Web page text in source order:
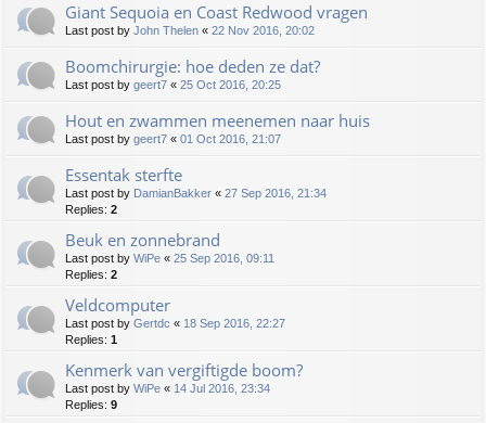
Giant Sequoia en Coast Redwood vragen
Last post by John Thelen « 22 Nov 2016, 20:02
Boomchirurgie: hoe deden ze dat?
Last post by geert7 « 25 Oct 2016, 20:25
Hout en zwammen meenemen naar huis
Last post by geert7 « 01 Oct 2016, 21:07
Essentak sterfte
Last post by DamianBakker « 27 Sep 2016, 21:34
Replies: 2
Beuk en zonnebrand
Last post by WiPe « 25 Sep 2016, 09:11
Replies: 2
Veldcomputer
Last post by Gertdc « 18 Sep 2016, 22:27
Replies: 1
Kenmerk van vergiftigde boom?
Last post by WiPe « 14 Jul 2016, 23:34
Replies: 9